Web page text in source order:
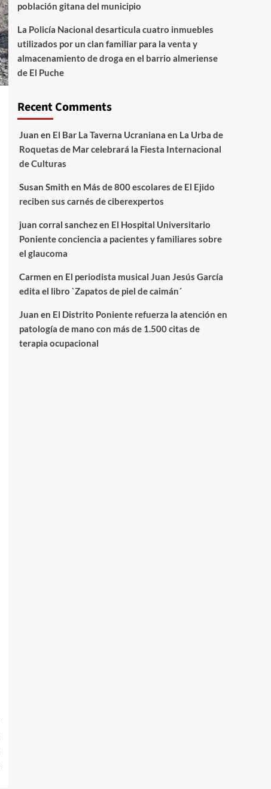
población gitana del municipio
La Policía Nacional desarticula cuatro inmuebles
utilizados por un clan familiar para la venta y
almacenamiento de droga en el barrio almeriense
de El Puche
Recent Comments
Juan en El Bar La Taverna Ucraniana en La Urba de
Roquetas de Mar celebrará la Fiesta Internacional
de Culturas
Susan Smith en Más de 800 escolares de El Ejido
reciben sus carnés de ciberexpertos
juan corral sanchezen El Hospital Universitario
Poniente conciencia a pacientes y familiares sobre
el glaucoma
Carmen en El periodista musical Juan Jesús García
edita el libro `Zapatos de piel de caimán´
Juan en El Distrito Poniente refuerza la atención en
patología de mano con más de 1.500 citas de
terapia ocupacional